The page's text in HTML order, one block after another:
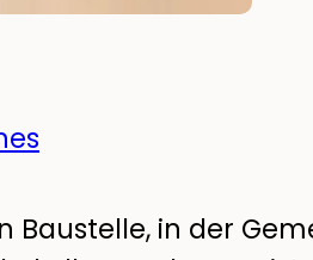
Baustelle, in der